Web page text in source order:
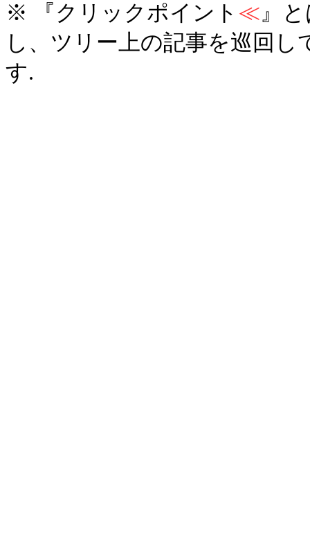
※ 『クリックポイント ≪』
し、ツリー上の記事を巡回
す.